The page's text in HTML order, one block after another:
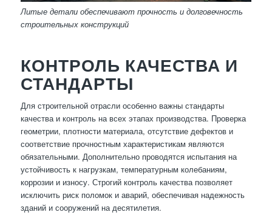
Литые детали обеспечивают прочность и долговечность
строительных конструкций
КОНТРОЛЬ КАЧЕСТВА И
СТАНДАРТЫ
Для строительной отрасли особенно важны стандарты
качества и контроль на всех этапах производства. Проверка
геометрии, плотности материала, отсутствие дефектов и
соответствие прочностным характеристикам являются
обязательными. Дополнительно проводятся испытания на
устойчивость к нагрузкам, температурным колебаниям,
коррозии и износу. Строгий контроль качества позволяет
исключить риск поломок и аварий, обеспечивая надежность
зданий и сооружений на десятилетия.